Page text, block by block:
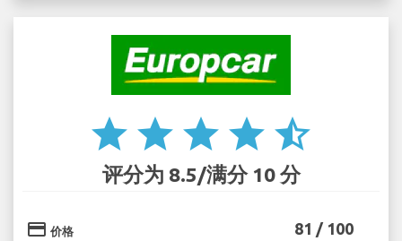
star star star star star_half
评分为 8.5/满分 10 分
credit_card 价格 81 / 100